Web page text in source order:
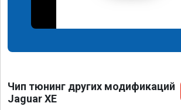
Чип тюнинг других модификаций
Jaguar XE